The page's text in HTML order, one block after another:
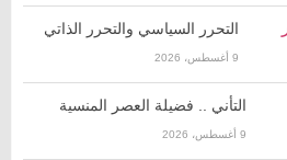
التحرر السياسي والتحرر الذاتي
9 أغسطس، 2026
التأني .. فضيلة العصر المنسية
9 أغسطس، 2026